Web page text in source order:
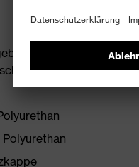
uvex i-PUREnrj